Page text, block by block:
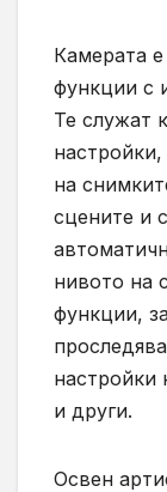
Камерата
функции с
Те служат
на
сцените и
нивото на
функции,
настройки
и други.
Освен